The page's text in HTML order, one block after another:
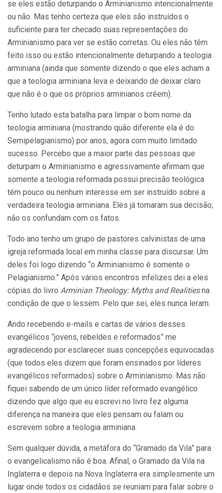
se eles estão deturpando o Arminianismo intencionalmente
ou não. Mas tenho certeza que eles são instruídos o
suficiente para ter checado suas representações do
Arminianismo para ver se estão corretas. Ou eles não têm
feito isso ou estão intencionalmente deturpando a teologia
arminiana (ainda que somente dizendo o que eles acham a
que a teologia arminiana leva e deixando de deixar claro
que não é o que os próprios arminianos crêem).
Tenho lutado esta batalha para limpar o bom nome da
teologia arminiana (mostrando quão diferente ela é do
Semipelagianismo) por anos, agora com muito limitado
sucesso. Percebo que a maior parte das pessoas que
deturpam o Arminianismo e agressivamente afirmam que
somente a teologia reformada possui precisão teológica
têm pouco ou nenhum interesse em ser instruído sobre a
verdadeira teologia arminiana. Eles já tomaram sua decisão;
não os confundam com os fatos.
Todo ano tenho um grupo de pastores calvinistas de uma
igreja reformada local em minha classe para discursar. Um
deles foi logo dizendo “o Arminianismo é somente o
Pelagianismo.” Após vários encontros infelizes dei a eles
cópias do livro Arminian Theology: Myths and Realitiesna
condição de que o lessem. Pelo que sei, eles nunca leram.
Ando recebendo e-mails e cartas de vários desses
evangélicos “jovens, rebeldes e reformados” me
agradecendo por esclarecer suas concepções equivocadas
(que todos eles dizem que foram ensinados por líderes
evangélicos reformados) sobre o Arminianismo. Mas não
fiquei sabendo de um único líder reformado evangélico
dizendo que algo que eu escrevi no livro fez alguma
diferença na maneira que eles pensam ou falam ou
escrevem sobre a teologia arminiana.
Sem qualquer dúvida, a metáfora do “Gramado da Vila” para
o evangelicalismo não é boa. Afinal, o Gramado da Vila na
Inglaterra e depois na Nova Inglaterra era simplesmente um
lugar onde todos os cidadãos se reuniam para falar sobre o